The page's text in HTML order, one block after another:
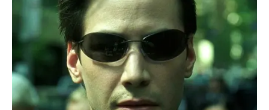
COMPARTIR
UNIRSE AL CANAL DE WHATSAPP
El pasado
16 de julio, Jennifer López contrajo